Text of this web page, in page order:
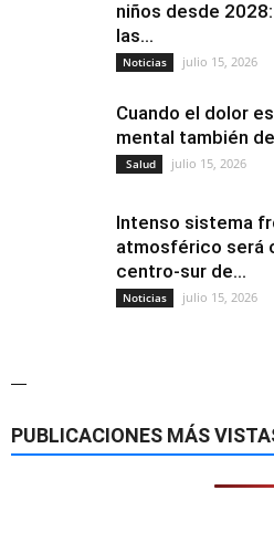
niños desde
las...
Noticias julio 15, 2026
Cuando el dolor
mental también
Salud julio 15, 2026
Intenso sistema
atmosférico será
centro-sur de...
Noticias julio 15, 2026
—
PUBLICACIONES MÁS